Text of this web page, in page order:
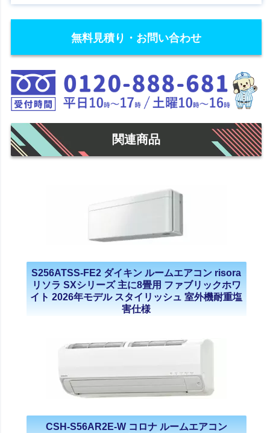
無料見積り・お問い合わせ
関連商品
S256ATSS-FE2 ダイキン ルームエアコン risora
リソラ SXシリーズ 主に8畳用 ファブリックホワ
イト 2026年モデル スタイリッシュ 室外機耐重塩
害仕様
CSH-S56AR2E-W コロナ ルームエアコン